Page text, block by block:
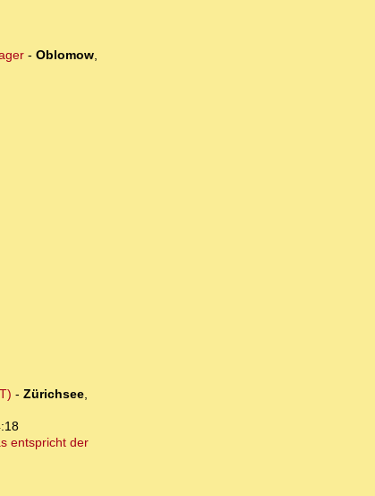
- Oblomow,
- Zürichsee,
entspricht der